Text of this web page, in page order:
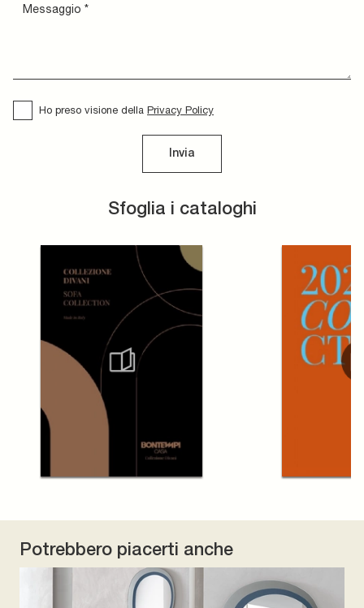
Sfoglia i cataloghi
Ho preso visione della Privacy Policy
Invia
Potrebbero piacerti anche